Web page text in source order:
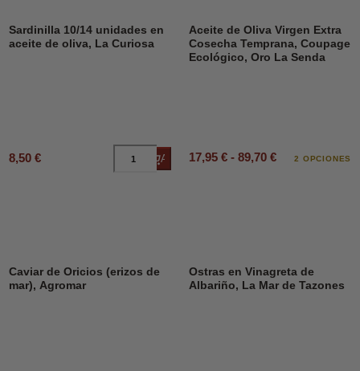
Sardinilla 10/14 unidades en
aceite de oliva, La Curiosa
8,50 € Añadir al carrito
Aceite de Oliva Virgen Extra
Cosecha Temprana, Coupage
Ecológico, Oro La Senda
17,95 € - 89,70 € 2 OPCIONES
Caviar de Oricios (erizos de
mar), Agromar
Ostras en Vinagreta de
Albariño, La Mar de Tazones